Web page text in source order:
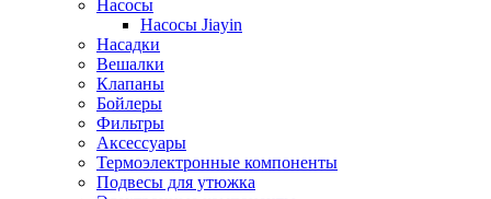
Насосы
Насосы Jiayin
Насадки
Вешалки
Клапаны
Бойлеры
Фильтры
Аксессуары
Термоэлектронные компоненты
Подвесы для утюжка